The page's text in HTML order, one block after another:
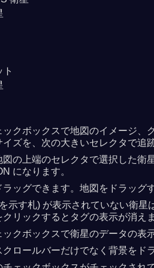
クボックスで地図のイメージ、
イズを、次の大きいセレクタで追
の上端のセレクタで選択した衛
になります。
ラッグできます。地図をドラッグ
示す札) が表示されていない衛
クリックするとタグの表示が消え
クボックスで衛星のデータの表
クロールバーだけでなく背景をド